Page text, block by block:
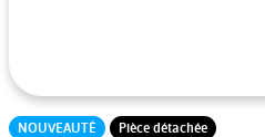
NOUVEAUTÉ Pièce détachée